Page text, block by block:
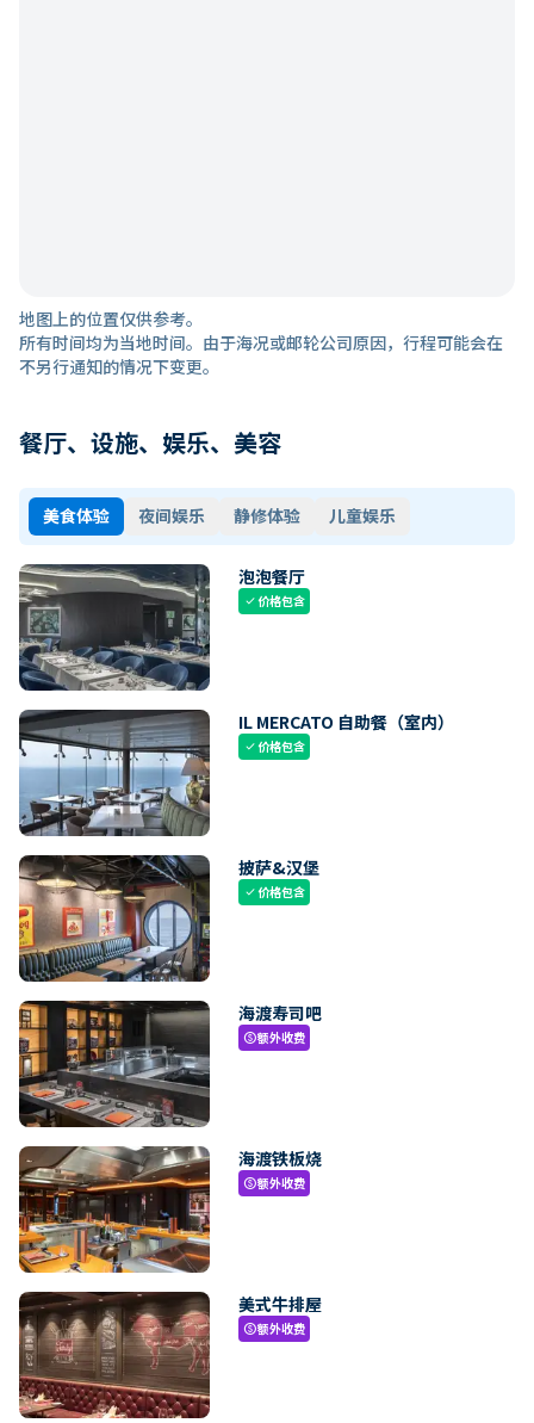
地图上的位置仅供参考。
所有时间均为当地时间。由于海况或邮轮公司原因，行程可能会在
不另行通知的情况下变更。
餐厅、设施、娱乐、美容
美食体验 夜间娱乐 静修体验 儿童娱乐
泡泡餐厅
check价格包含
IL MERCATO 自助餐（室内）
check价格包含
披萨&汉堡
check价格包含
海渡寿司吧
paid额外收费
海渡铁板烧
paid额外收费
美式牛排屋
paid额外收费